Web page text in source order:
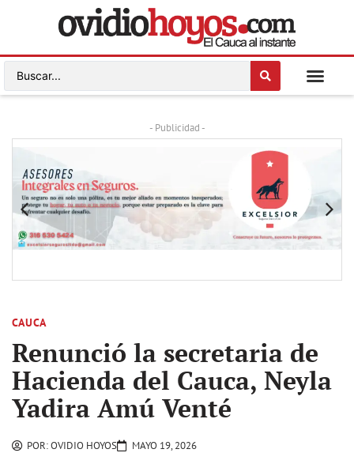
- Publicidad -
CAUCA
Renunció la secretaria de
Hacienda del Cauca, Neyla
Yadira Amú Venté
POR:OVIDIO HOYOS MAYO 19, 2026